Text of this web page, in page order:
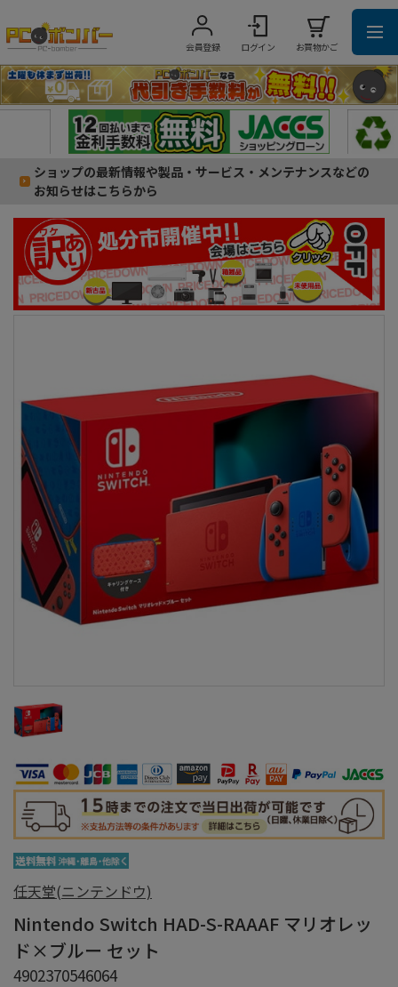
会員登録 ログイン お買物かご
ショップの最新情報や製品・サービス・メンテナンスなどの
お知らせはこちらから
任天堂(ニンテンドウ)
Nintendo Switch HAD-S-RAAAF マリオレッ
ド×ブルー セット
4902370546064